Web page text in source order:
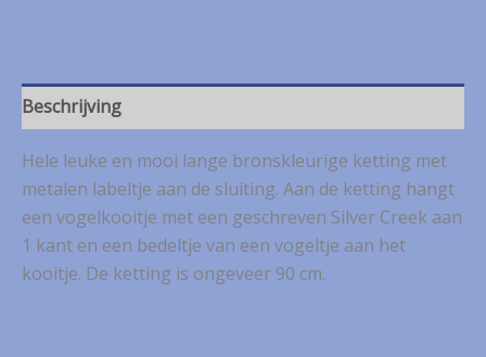
aantal
Beschrijving
Hele leuke en mooi lange bronskleurige ketting met
metalen labeltje aan de sluiting. Aan de ketting hangt
een vogelkooitje met een geschreven Silver Creek aan
1 kant en een bedeltje van een vogeltje aan het
kooitje. De ketting is ongeveer 90 cm.